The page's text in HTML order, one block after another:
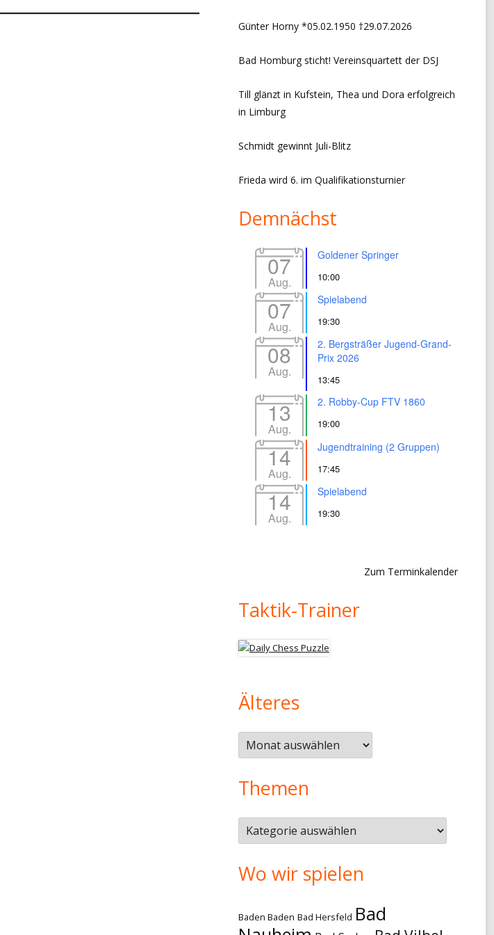
DATENSCHUTZERKLÄRUNG
Günter Horny *05.02.1950 †29.07.2026
Bad Homburg sticht! Vereinsquartett der DSJ
Till glänzt in Kufstein, Thea und Dora erfolgreich
in Limburg
Schmidt gewinnt Juli-Blitz
Frieda wird 6. im Qualifikationsturnier
Demnächst
07
Aug.
Goldener Springer
10:00
07
Aug.
Spielabend
19:30
08
Aug.
2. Bergsträßer Jugend-Grand-
Prix 2026
13:45
13
Aug.
2. Robby-Cup FTV 1860
19:00
14
Aug.
Jugendtraining (2 Gruppen)
17:45
14
Aug.
Spielabend
19:30
Zum Terminkalender
Taktik-Trainer
Älteres
Älteres
Themen
Themen
Wo wir spielen
Baden Baden Bad Hersfeld Bad